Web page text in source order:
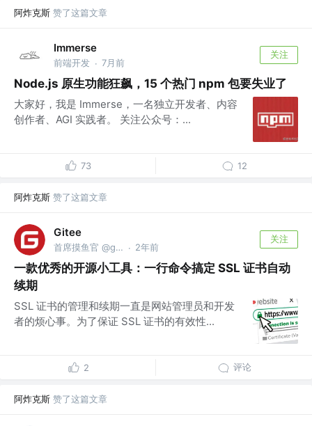
阿炸克斯 赞了这篇文章
Immerse
前端开发 · 7月前
关注
Node.js 原生功能狂飙，15 个热门 npm 包要失业了
大家好，我是 Immerse，一名独立开发者、内容
创作者、AGI 实践者。 关注公众号：...
73 12
阿炸克斯 赞了这篇文章
Gitee
首席摸鱼官 @gitee.com · 2年前
关注
一款优秀的开源小工具：一行命令搞定 SSL 证书自动
续期
SSL 证书的管理和续期一直是网站管理员和开发
者的烦心事。为了保证 SSL 证书的有效性...
2 评论
阿炸克斯 赞了这篇文章